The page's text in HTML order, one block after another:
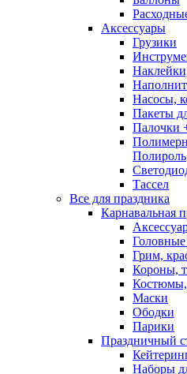
Аксессуары
Грузики
Насосы,
Пакеты
Палочки
Полироль
Тассел
Все для праздника
Карнавальная
Грим,
Короны,
Маски
Ободки
Парики
Праздничный
Наборы